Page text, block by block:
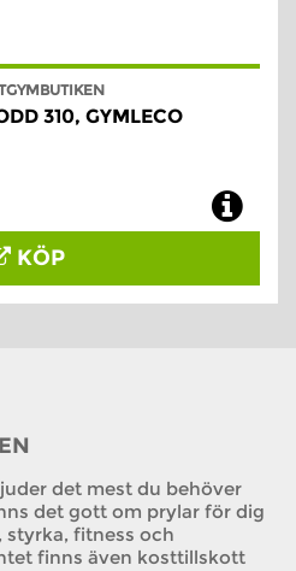
310, GYMLECO
KÖP
det mest du behöver
det gott om prylar för dig
fitness och
finns även kosttillskott